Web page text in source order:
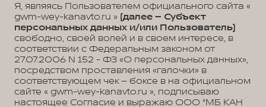
Я, являясь Пользователем официального сайта «
gwm-wey-kanavto.ru » (далее – Субъект
персональных данных и/или Пользователь)
свободно, своей волей и в своем интересе, в
соответствии с Федеральным законом от
27.07.2006 N 152 - ФЗ «О персональных данных»,
посредством проставления «галочки» в
соответствующем чек – боксе в на официальном
сайте « gwm-wey-kanavto.ru », подписываю
настоящее Согласие и выражаю ООО "МБ КАН